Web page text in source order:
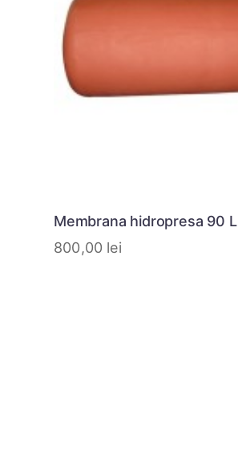
Membrana hidropresa 90 L
800,00 lei